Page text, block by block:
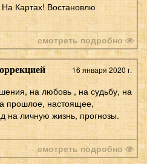
Картах! Востановлю
смотреть подробно
16 января 2020 г.
на любовь , на судьбу, на
прошлое, настоящее,
на личную жизнь, прогнозы.
смотреть подробно